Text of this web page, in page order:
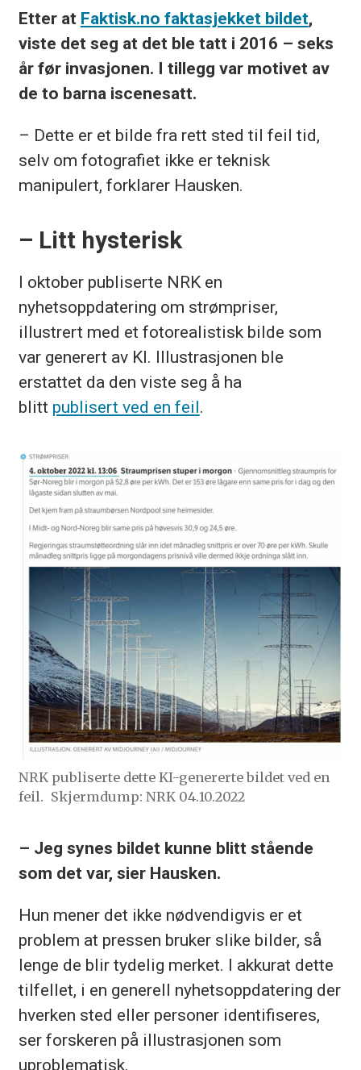
Etter at Faktisk.no faktasjekket bildet,
viste det seg at det ble tatt i 2016 – seks
år før invasjonen. I tillegg var motivet av
de to barna iscenesatt.
– Dette er et bilde fra rett sted til feil tid,
selv om fotografiet ikke er teknisk
manipulert, forklarer Hausken.
– Litt hysterisk
I oktober publiserte NRK en
nyhetsoppdatering om strømpriser,
illustrert med et fotorealistisk bilde som
var generert av KI. Illustrasjonen ble
erstattet da den viste seg å ha
blitt publisert ved en feil.
NRK publiserte dette KI-genererte bildet ved en
feil. Skjermdump: NRK 04.10.2022
– Jeg synes bildet kunne blitt stående
som det var, sier Hausken.
Hun mener det ikke nødvendigvis er et
problem at pressen bruker slike bilder, så
lenge de blir tydelig merket. I akkurat dette
tilfellet, i en generell nyhetsoppdatering der
hverken sted eller personer identifiseres,
ser forskeren på illustrasjonen som
uproblematisk.